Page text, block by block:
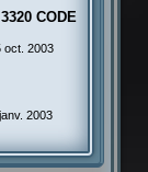
CODE
oct. 2003
2003